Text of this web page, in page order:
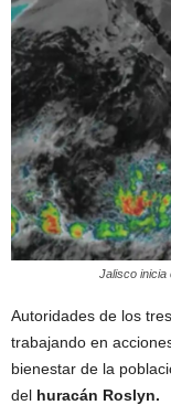
Jalisco inicia
Autoridades de los
trabajando en
bienestar de la
del huracán Roslyn.